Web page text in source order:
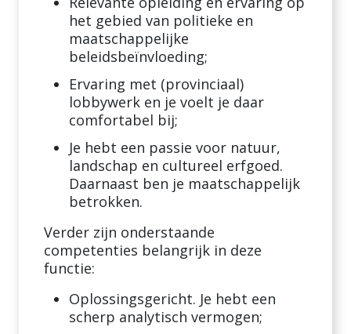
het gebied van politieke en
maatschappelijke
beleidsbeïnvloeding;
Ervaring met (provinciaal)
lobbywerk en je voelt je daar
comfortabel bij;
Je hebt een passie voor natuur,
landschap en cultureel erfgoed.
Daarnaast ben je maatschappelijk
betrokken.
Verder zijn onderstaande
competenties belangrijk in deze
functie:
Oplossingsgericht. Je hebt een
scherp analytisch vermogen;